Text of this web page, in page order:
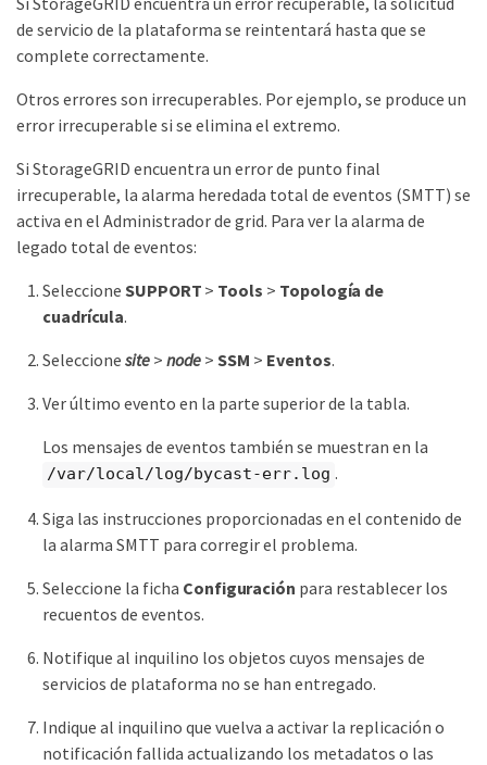
de servicio de la plataforma se reintentará hasta que se
complete correctamente.
Otros errores son irrecuperables. Por ejemplo, se produce un
error irrecuperable si se elimina el extremo.
Si StorageGRID encuentra un error de punto final
irrecuperable, la alarma heredada total de eventos (SMTT) se
activa en el Administrador de grid. Para ver la alarma de
legado total de eventos:
Seleccione SUPPORT > Tools > Topología de
cuadrícula.
Seleccione site> node >SSM > Eventos.
Ver último evento en la parte superior de la tabla.
Los mensajes de eventos también se muestran en la
/var/local/log/bycast-err.log .
Siga las instrucciones proporcionadas en el contenido de
la alarma SMTT para corregir el problema.
Seleccione la ficha Configuración para restablecer los
recuentos de eventos.
Notifique al inquilino los objetos cuyos mensajes de
servicios de plataforma no se han entregado.
Indique al inquilino que vuelva a activar la replicación o
notificación fallida actualizando los metadatos o las